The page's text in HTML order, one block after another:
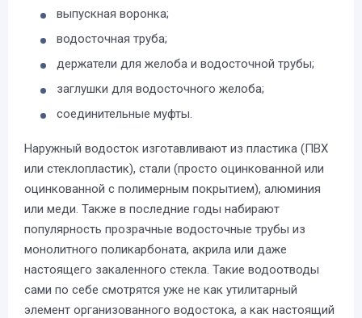
выпускная воронка;
водосточная труба;
держатели для желоба и водосточной трубы;
заглушки для водосточного желоба;
соединительные муфты.
Наружный водосток изготавливают из пластика (ПВХ
или стеклопластик), стали (просто оцинкованной или
оцинкованной с полимерным покрытием), алюминия
или меди. Также в последние годы набирают
популярность прозрачные водосточные трубы из
монолитного поликарбоната, акрила или даже
настоящего закаленного стекла. Такие водоотводы
сами по себе смотрятся уже не как утилитарный
элемент организованного водостока, а как настоящий